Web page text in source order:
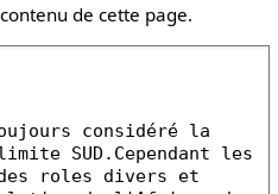
de cette page.